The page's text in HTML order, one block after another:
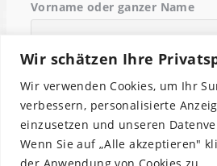
Wir schätzen Ihre
Wir verwenden Cookies, um Ihr
verbessern, personalisierte
einzusetzen und unseren
Wenn Sie auf „Alle akzeptieren"
der Anwendung von Cookies zu.
Vorname oder ganzer Name
Email
Indem Du fortfährst,
Datenschutzerklärung.